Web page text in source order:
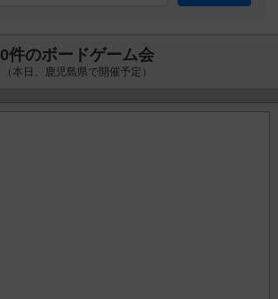
0件のボードゲーム会
（本日、鹿児島県で開催予定）